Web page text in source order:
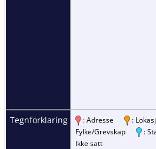
Tegnforklaring : Adresse :
Fylke/Grevskap
:
Ikke satt